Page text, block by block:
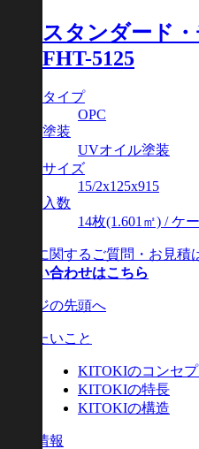
スタンダード・
FHT-5125
タイプ
OPC
塗装
UVオイル塗装
サイズ
15/2x125x915
入数
14枚(1.601㎡) / ケ
製品に関するご質問・お見積
お問い合わせはこちら
ページの先頭へ
伝えたいこと
KITOKIのコンセプ
KITOKIの特長
KITOKIの構造
製品情報